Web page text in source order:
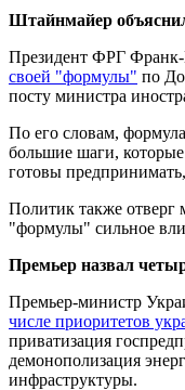
Штайнмайер
Президент ФРГ Франк-
своей "формулы" по
посту министра
По его словам,
большие шаги,
готовы
Политик также отверг
"формулы" сильное
Премьер назвал
Премьер-министр
числе приоритетов
приватизация
демонополизация
инфраструктуры.